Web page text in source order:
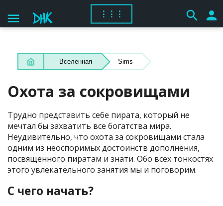
menu ⋮⋮⋮ search person
Вселенная Sims
Охота за сокровищами
Трудно представить себе пирата, который не
мечтал бы захватить все богатства мира.
Неудивительно, что охота за сокровищами стала
одним из неоспоримых достоинств дополнения,
посвященного пиратам и знати. Обо всех тонкостях
этого увлекательного занятия мы и поговорим.
С чего начать?